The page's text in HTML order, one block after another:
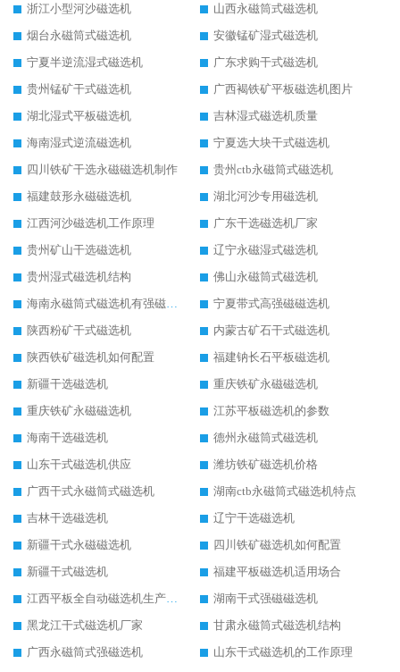
浙江小型河沙磁选机
山西永磁筒式磁选机
烟台永磁筒式磁选机
安徽锰矿湿式磁选机
宁夏半逆流湿式磁选机
广东求购干式磁选机
贵州锰矿干式磁选机
广西褐铁矿平板磁选机图片
湖北湿式平板磁选机
吉林湿式磁选机质量
海南湿式逆流磁选机
宁夏选大块干式磁选机
四川铁矿干选永磁磁选机制作
贵州ctb永磁筒式磁选机
福建鼓形永磁磁选机
湖北河沙专用磁选机
江西河沙磁选机工作原理
广东干选磁选机厂家
贵州矿山干选磁选机
辽宁永磁湿式磁选机
贵州湿式磁选机结构
佛山永磁筒式磁选机
海南永磁筒式磁选机有强磁的吗
宁夏带式高强磁磁选机
陕西粉矿干式磁选机
内蒙古矿石干式磁选机
陕西铁矿磁选机如何配置
福建钠长石平板磁选机
新疆干选磁选机
重庆铁矿永磁磁选机
重庆铁矿永磁磁选机
江苏平板磁选机的参数
海南干选磁选机
德州永磁筒式磁选机
山东干式磁选机供应
潍坊铁矿磁选机价格
广西干式永磁筒式磁选机
湖南ctb永磁筒式磁选机特点
吉林干选磁选机
辽宁干选磁选机
新疆干式永磁磁选机
四川铁矿磁选机如何配置
新疆干式磁选机
福建平板磁选机适用场合
江西平板全自动磁选机生产厂家
湖南干式强磁磁选机
黑龙江干式磁选机厂家
甘肃永磁筒式磁选机结构
广西永磁筒式强磁选机
山东干式磁选机的工作原理